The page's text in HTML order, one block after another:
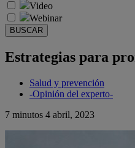
Video
Webinar
BUSCAR
Estrategias para
Salud y prevención
-Opinión del experto-
7 minutos 4 abril, 2023